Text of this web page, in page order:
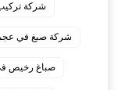
شركة
شركة صبغ في
صباغ رخيص